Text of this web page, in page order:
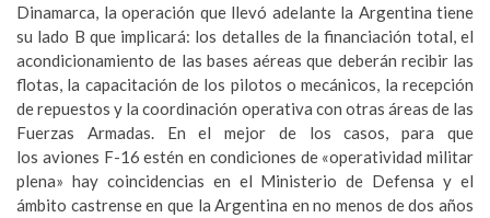
Dinamarca, la operación que llevó adelante la Argentina tiene
su lado B que implicará: los detalles de la financiación total, el
acondicionamiento de las bases aéreas que deberán recibir las
flotas, la capacitación de los pilotos o mecánicos, la recepción
de repuestos y la coordinación operativa con otras áreas de las
Fuerzas Armadas. En el mejor de los casos, para que
los aviones F-16 estén en condiciones de «operatividad militar
plena» hay coincidencias en el Ministerio de Defensa y el
ámbito castrense en que la Argentina en no menos de dos años